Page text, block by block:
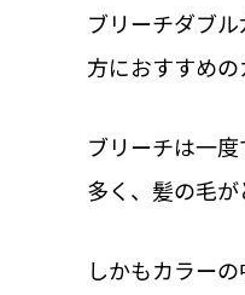
ブリーチダブ
方におすすめの
ブリーチは一
多く、髪の毛が
しかもカラー